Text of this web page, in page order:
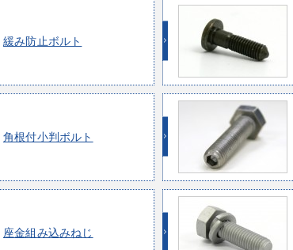
緩み防止ボルト
角根付小判ボルト
座金組み込みねじ